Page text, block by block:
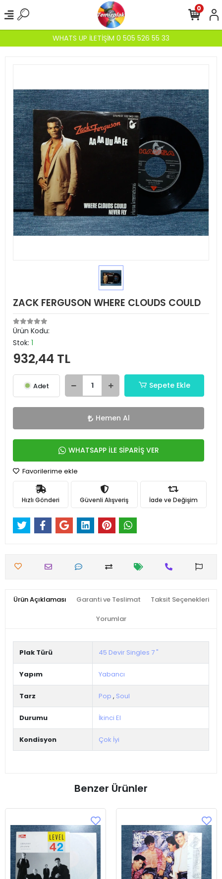
WHATS UP İLETİŞİM 0 505 526 55 33
0
ZACK FERGUSON WHERE CLOUDS COULD
Ürün Kodu:
Stok: 1
932,44 TL
Adet Sepete Ekle
Hemen Al
WHATSAPP İLE SİPARİŞ VER
Favorilerime ekle
Hızlı Gönderi Güvenli Alışveriş İade ve Değişim
Ürün Açıklaması Garanti ve Teslimat Taksit Seçenekleri
Yorumlar
Plak Türü 45 Devir Singles 7 "
Yapım Yabancı
Tarz Pop , Soul
Durumu İkinci El
Kondisyon Çok İyi
Benzer Ürünler